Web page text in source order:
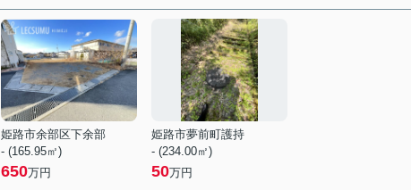
姫路市余部区下余部
- (165.95㎡)
650万円
姫路市夢前町護持
- (234.00㎡)
50万円